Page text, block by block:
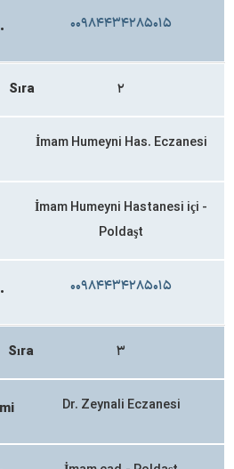
۰۰۹۸۴۴۳۴۲۸۵۰۱۵
Sıra ۲
İmam Humeyni Has. Eczanesi
İmam Humeyni Hastanesi içi -
Poldaşt
۰۰۹۸۴۴۳۴۲۸۵۰۱۵
Sıra ۳
Dr. Zeynali Eczanesi